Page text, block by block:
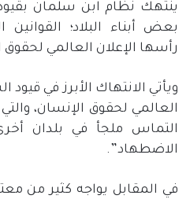
ينتهك نظام ابن سلمان
بعض أبناء البلاد؛ القوانين
رأسها الإعلان العالمي لحقوق
العالمي لحقوق الإنسان،
التماس ملجأ في بلدان
الاضطهاد”.
في المقابل يواجه كثير من